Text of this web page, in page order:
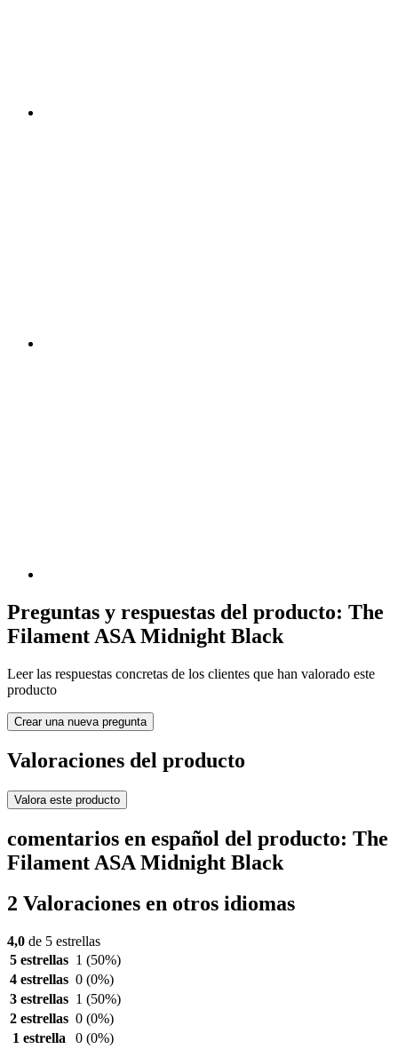
Preguntas y respuestas del producto: The
Filament ASA Midnight Black
Leer las respuestas concretas de los clientes que han valorado este
producto
Crear una nueva pregunta
Valoraciones del producto
Valora este producto
comentarios en español del producto: The
Filament ASA Midnight Black
2 Valoraciones en otros idiomas
4,0 de 5 estrellas
5 estrellas 1 (50%)
4 estrellas 0 (0%)
3 estrellas 1 (50%)
2 estrellas 0 (0%)
1 estrella
0 (0%)